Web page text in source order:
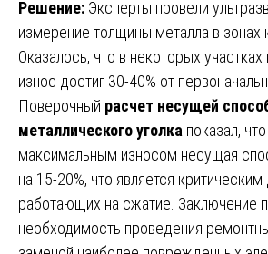
Решение: Эксперты провели
измерение толщины металла в зонах
Оказалось, что в некоторых
износ достиг 30-40% от
Поверочный расчет несущей
металлического уголка показал,
максимальным износом несущая
на 15-20%, что является
работающих на сжатие. Заключение
необходимость проведения